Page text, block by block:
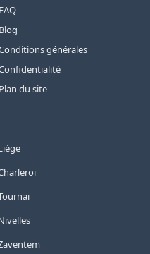
FAQ
Blog
générales
Plan du site